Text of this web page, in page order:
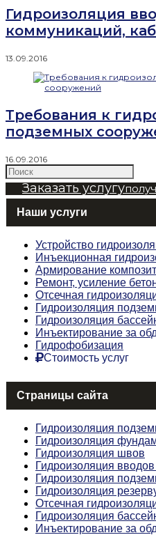
Гидроизоляция
коммуникаций,
13.09.2016
Требования к
подземных
16.09.2016
Заказать услугу
Наши услуги
Устройство
Инъекционная
Армирование
Ремонт, усиление
Отсечная
Гидроизоляция
Гидроизоляция
Инъектирование за
Гидрофобизация
Стоимость услуг
Страницы сайта
Гидроизоляция
Гидроизоляция
Гидроизоляция швов
Гидроизоляция
Гидроизоляция
Гидроизоляция
Отсечная
Гидроизоляция
Инъектирование за